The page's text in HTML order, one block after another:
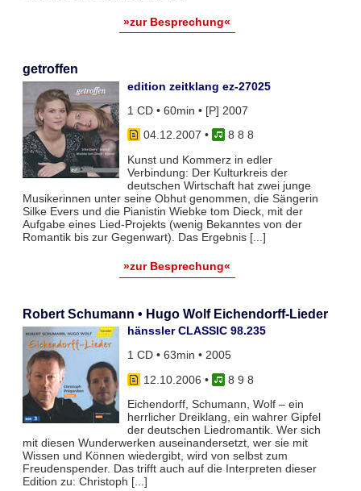
»zur Besprechung«
getroffen
edition zeitklang ez-27025
1 CD • 60min • [P] 2007
04.12.2007 •
8 8 8
Kunst und Kommerz in edler
Verbindung: Der Kulturkreis der
deutschen Wirtschaft hat zwei junge
Musikerinnen unter seine Obhut genommen, die Sängerin
Silke Evers und die Pianistin Wiebke tom Dieck, mit der
Aufgabe eines Lied-Projekts (wenig Bekanntes von der
Romantik bis zur Gegenwart). Das Ergebnis [...]
»zur Besprechung«
Robert Schumann • Hugo Wolf Eichendorff-Lieder
hänssler CLASSIC 98.235
1 CD • 63min • 2005
12.10.2006 •
8 9 8
Eichendorff, Schumann, Wolf – ein
herrlicher Dreiklang, ein wahrer Gipfel
der deutschen Liedromantik. Wer sich
mit diesen Wunderwerken auseinandersetzt, wer sie mit
Wissen und Können wiedergibt, wird von selbst zum
Freudenspender. Das trifft auch auf die Interpreten dieser
Edition zu: Christoph [...]